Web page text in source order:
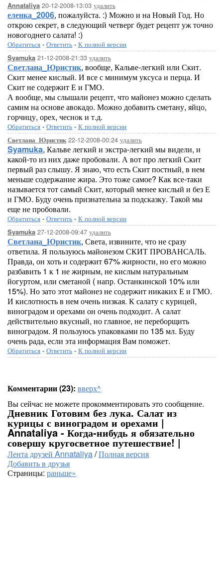
Annataliya 20-12-2008-13:03 удалить
еленка_2006, пожалуйста. :) Можно и на Новый Год. Но
открою секрет, в следующий четверг будет рецепт уж точно
новогоднего салата! :)
Обратиться - Ответить - К полной версии
Syamuka 21-12-2008-21:33 удалить
Светлана_Юристик, вообще, Кальве-легкий или Скит.
Скит менее кислый. И все с минимум уксуса и перца. И
Скит не содержит Е и ГМО.
А вообще, мы слышали рецепт, что майонез можно сделать
самим на основе авокадо. Можно добавить сметану, яйцо,
горчицу, орех, чеснок и т.д.
Обратиться - Ответить - К полной версии
Светлана_Юристик22-12-2008-00:24 удалить
Syamuka, Кальве легкий и экстра-легкий мы видели, и
какой-то из них даже пробовали. А вот про легкий Скит
первый раз слышу. Я знаю, что есть Скит постный, в нем
меньше содержание жира. Это тоже самое? Как все-таки
называется тот самый Скит, который менее кислый и без Е
и ГМО. Буду очень признательна за подсказку. Такой мы
еще не пробовали.
Обратиться - Ответить - К полной версии
Syamuka 27-12-2008-09:47 удалить
Светлана_Юристик, Света, извините, что не сразу
ответила. Я пользуюсь майонезом СКИТ ПРОВАНСАЛЬ.
Правда, он хоть и содержит 67% жирности, но его можно
разбавить 1 к 1 не жирным, не кислым натуральным
йогуртом, или сметаной ( напр. Останкинской 10% или
15%). Но зато этот майонез не содержит никаких Е и ГМО.
И кислотность в нем очень низкая. К салату с курицей,
виноградом и орехами он очень подходит. А салат
действительно вкусный, но главное, не переборщить
виноградом. Я пользуюсь упаковками по 135 мл. Буду
очень рада, если эта информация Вам поможет.
Обратиться - Ответить - К полной версии
Комментарии (23): вверх^
Вы сейчас не можете прокомментировать это сообщение.
Дневник Готовим без лука. Салат из
курицы с виноградом и орехами |
Annataliya - Когда-нибудь я обязательно
совершу кругосветное путешествие! |
Лента друзей Annataliya/Полная версия
Добавить в друзья
Страницы: раньше»